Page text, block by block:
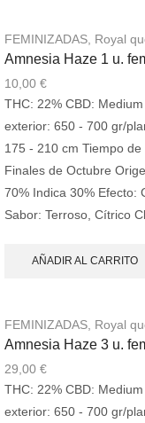
FEMINIZADAS Royal
Amnesia Haze 1 u.
10,00 €
THC: 22% CBD:
exterior: 650 - 700 gr/
175 - 210 cm Tiempo
Finales de Octubre
70% Indica 30% Efecto:
Sabor: Terroso, Cítrico
AÑADIR AL CARRITO
FEMINIZADAS Royal
Amnesia Haze 3 u.
29,00 €
THC: 22% CBD:
exterior: 650 - 700 gr/